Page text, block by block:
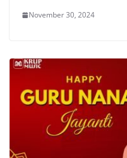
November 30, 2024